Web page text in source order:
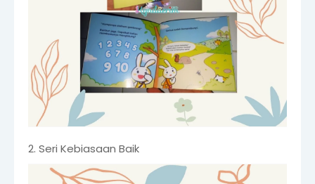
2. Seri Kebiasaan Baik